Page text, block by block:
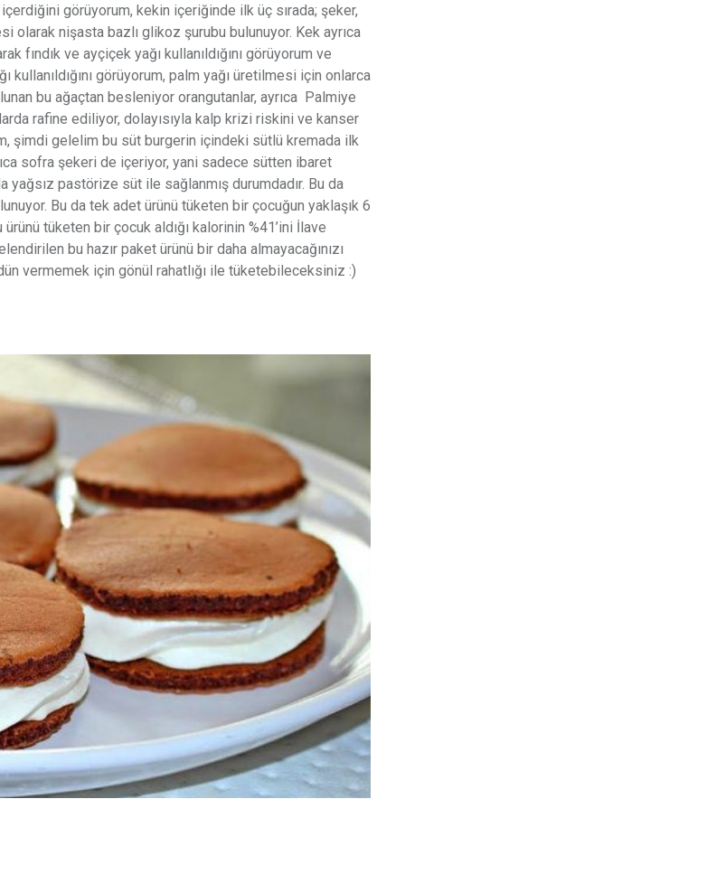
görüyorum, kekin içeriğinde ilk üç sırada; şeker,
olarak nişasta bazlı glikoz şurubu bulunuyor. Kek ayrıca
fındık ve ayçiçek yağı kullanıldığını görüyorum ve
görüyorum, palm yağı üretilmesi için onlarca
bu ağaçtan besleniyor orangutanlar, ayrıca Palmiye
rafine ediliyor, dolayısıyla kalp krizi riskini ve kanser
şimdi gelelim bu süt burgerin içindeki sütlü kremada ilk
sofra şekeri de içeriyor, yani sadece sütten ibaret
pastörize süt ile sağlanmış durumdadır. Bu da
Bu da tek adet ürünü tüketen bir çocuğun yaklaşık 6
tüketen bir çocuk aldığı kalorinin %41’ini İlave
bu hazır paket ürünü bir daha almayacağınızı
vermemek için gönül rahatlığı ile tüketebileceksiniz :)